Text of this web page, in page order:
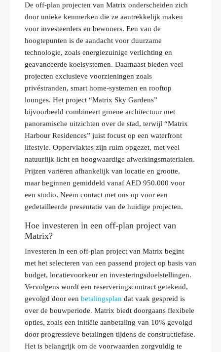
De off-plan projecten van Matrix onderscheiden zich
door unieke kenmerken die ze aantrekkelijk maken
voor investeerders en bewoners. Een van de
hoogtepunten is de aandacht voor duurzame
technologie, zoals energiezuinige verlichting en
geavanceerde koelsystemen. Daarnaast bieden veel
projecten exclusieve voorzieningen zoals
privéstranden, smart home-systemen en rooftop
lounges. Het project “Matrix Sky Gardens”
bijvoorbeeld combineert groene architectuur met
panoramische uitzichten over de stad, terwijl “Matrix
Harbour Residences” juist focust op een waterfront
lifestyle. Oppervlaktes zijn ruim opgezet, met veel
natuurlijk licht en hoogwaardige afwerkingsmaterialen.
Prijzen variëren afhankelijk van locatie en grootte,
maar beginnen gemiddeld vanaf AED 950.000 voor
een studio. Neem contact met ons op voor een
gedetailleerde presentatie van de huidige projecten.
Hoe investeren in een off-plan project van
Matrix?
Investeren in een off-plan project van Matrix begint
met het selecteren van een passend project op basis van
budget, locatievoorkeur en investeringsdoelstellingen.
Vervolgens wordt een reserveringscontract getekend,
gevolgd door een betalingsplan dat vaak gespreid is
over de bouwperiode. Matrix biedt doorgaans flexibele
opties, zoals een initiële aanbetaling van 10% gevolgd
door progressieve betalingen tijdens de constructiefase.
Het is belangrijk om de voorwaarden zorgvuldig te